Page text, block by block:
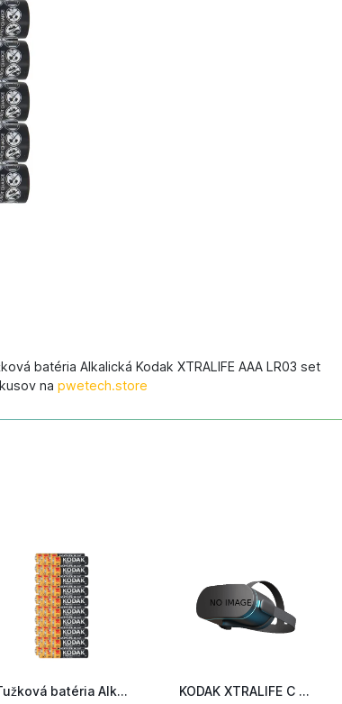
batéria Alkalická Kodak XTRALIFE AAA LR03 set
na pwetech.store
Tužková batéria Alkalická Kodak XTRALIFE AA LR6 set 60 kusov KODAK XTRALIFE C 2ks 30952041